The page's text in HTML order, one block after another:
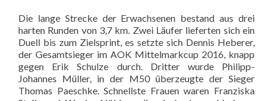
Die lange Strecke der Erwachsenen bestand aus drei
harten Runden von 3,7 km. Zwei Läufer lieferten sich ein
Duell bis zum Zielsprint, es setzte sich Dennis Heberer,
der Gesamtsieger im AOK Mittelmarkcup 2016, knapp
gegen Erik Schulze durch. Dritter wurde Philipp-
Johannes Müller, in der M50 überzeugte der Sieger
Thomas Paeschke. Schnellste Frauen waren Franziska